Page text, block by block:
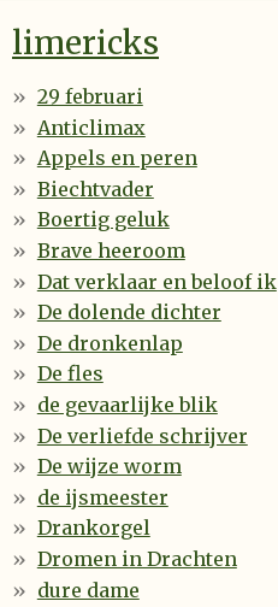
limericks
29 februari
Anticlimax
Appels en peren
Biechtvader
Boertig geluk
Brave heeroom
Dat verklaar en beloof ik
De dolende dichter
De dronkenlap
De fles
de gevaarlijke blik
De verliefde schrijver
De wijze worm
de ijsmeester
Drankorgel
Dromen in Drachten
dure dame